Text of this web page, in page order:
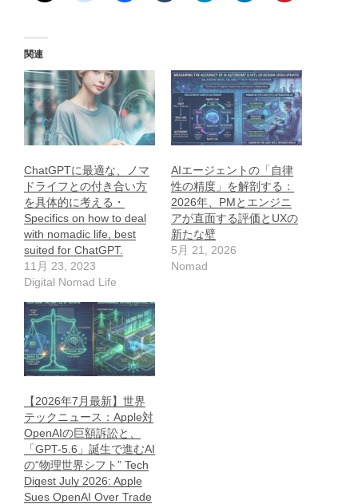
関連
ChatGPTに最適な、ノマ
ドライフとの付き合い方
を具体的に考える・
Specifics on how to deal
with nomadic life, best
suited for ChatGPT.
11月 23, 2023
Digital Nomad Life
AIエージェントの「自律
性の精度」を解剖する：
2026年、PMとエンジニ
アが直面する評価とUXの
新たな壁
5月 21, 2026
Nomad
【2026年7月最新】世界
テックニュース：Apple対
OpenAIの巨額訴訟と、
「GPT-5.6」誕生で進むAI
の“物理世界シフト” Tech
Digest July 2026: Apple
Sues OpenAI Over Trade